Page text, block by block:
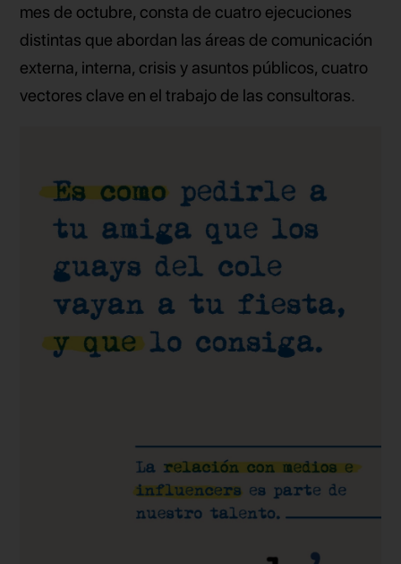
mes de octubre, consta de cuatro ejecuciones
distintas que abordan las áreas de comunicación
externa, interna, crisis y asuntos públicos, cuatro
vectores clave en el trabajo de las consultoras.